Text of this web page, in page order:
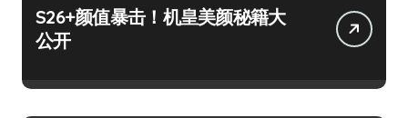
S26+颜值暴击！机皇美颜秘籍大
公开